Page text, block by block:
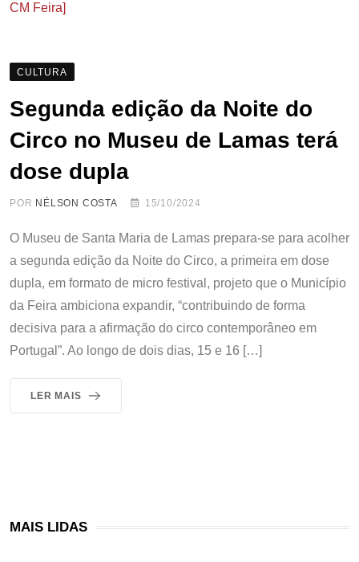
CM Feira]
CULTURA
Segunda edição da Noite do
Circo no Museu de Lamas terá
dose dupla
POR NÉLSON COSTA 15/10/2024
O Museu de Santa Maria de Lamas prepara-se para acolher
a segunda edição da Noite do Circo, a primeira em dose
dupla, em formato de micro festival, projeto que o Município
da Feira ambiciona expandir, “contribuindo de forma
decisiva para a afirmação do circo contemporâneo em
Portugal”. Ao longo de dois dias, 15 e 16 […]
LER MAIS
MAIS LIDAS